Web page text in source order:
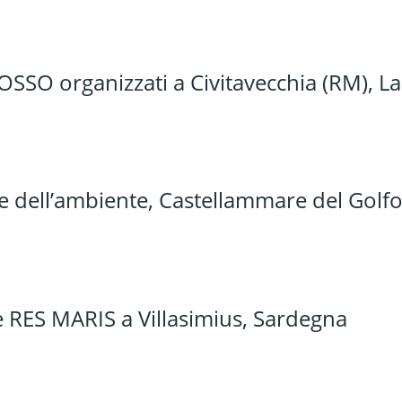
organizzati a Civitavecchia (RM),
Castellammare del Golfo
MARIS a Villasimius, Sardegna